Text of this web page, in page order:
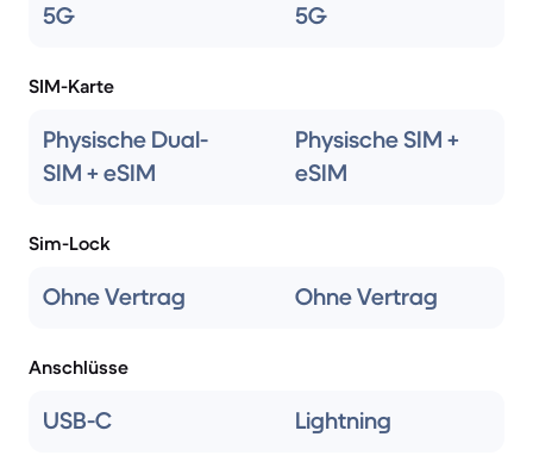
5G 5G
SIM-Karte
Physische Dual-
SIM + eSIM
Physische SIM +
eSIM
Sim-Lock
Ohne Vertrag Ohne Vertrag
Anschlüsse
USB-C Lightning